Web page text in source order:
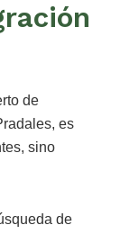
de
es
sino
de